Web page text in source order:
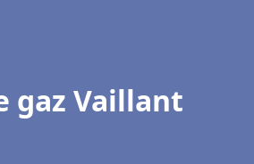
gaz Vaillant